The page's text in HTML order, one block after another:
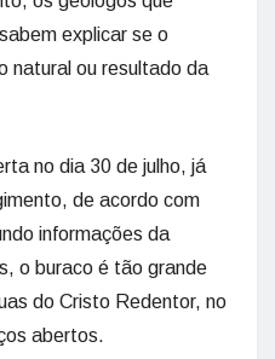
explicar se o
natural ou resultado da
no dia 30 de julho, já
de acordo com
informações da
o buraco é tão grande
do Cristo Redentor, no
abertos.